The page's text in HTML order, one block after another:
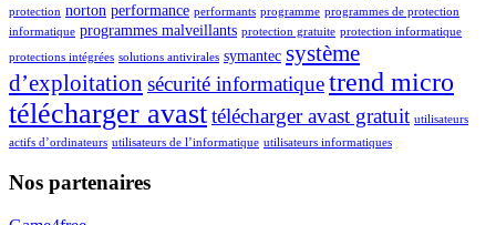
protection norton performance performants programme programmes de protection
informatique programmes malveillants protection gratuite protection informatique
protections intégrées solutions antivirales symantec système
d’exploitation sécurité informatiquetrend micro
télécharger avasttélécharger avast gratuit utilisateurs
actifs d’ordinateurs utilisateurs de l’informatique utilisateurs informatiques
Nos partenaires